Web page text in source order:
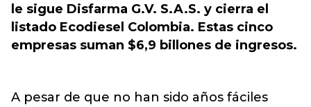
le sigue Disfarma G.V. S.A.S. y cierra el
listado Ecodiesel Colombia. Estas cinco
empresas suman $6,9 billones de ingresos.
A pesar de que no han sido años fáciles